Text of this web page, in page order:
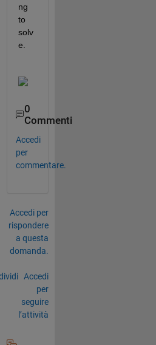
ng
to
solv
e.
0
Commenti
Accedi
per
commentare.
Accedi per
rispondere
a questa
domanda.
Accedi
per
seguire
l’attività